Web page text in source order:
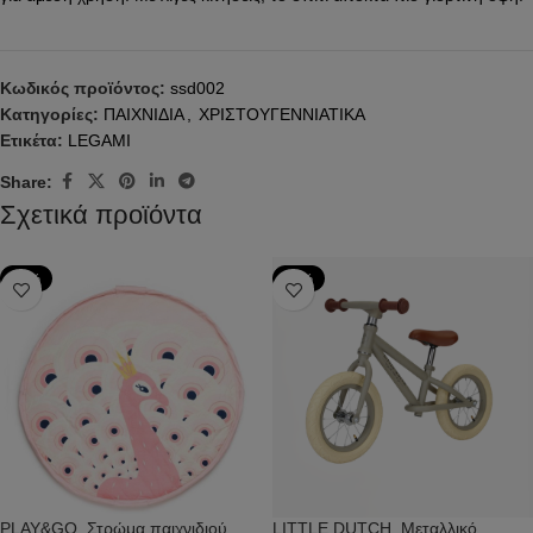
Κωδικός προϊόντος: ssd002
Κατηγορίες: ΠΑΙΧΝΙΔΙΑ
ΧΡΙΣΤΟΥΓΕΝΝΙΑΤΙΚΑ
Ετικέτα: LEGAMI
Share:
Σχετικά προϊόντα
-34%
PLAY&GO. Στρώμα παιχνιδιού
-24%
LITTLE DUTCH. Μεταλλικό